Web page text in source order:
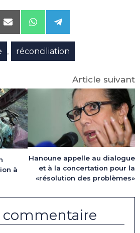
Share
on
Email
Share
on
WhatsApp
Share
on
Telegram
, réconciliation
à
Article suivant
Hanoune appelle au dialogue
et à la concertation pour la
«résolution des problèmes»
commentaire